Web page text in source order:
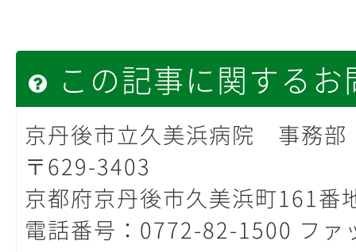
この記事に関する
京丹後市立久美浜病院 事務
〒629-3403
京都府京丹後市久美浜町161番
電話番号：0772-82-1500 フ